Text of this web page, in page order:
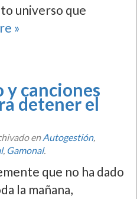
universo que
»
y canciones
detener el
enAutogestión,
, Gamonal.
que no ha dado
la mañana,